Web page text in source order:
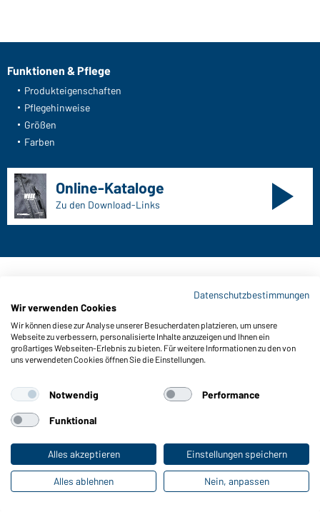
Funktionen & Pflege
Produkteigenschaften
Pflegehinweise
Größen
Farben
Online-Kataloge
Zu den Download-Links
Gustav Daiber GmbH
Vor dem Weißen Stein 25-31
D-72461 Albstadt
Zu den Katalogen
Impressum Datenschutz Cookie-Einstellungen
Datenschutzbestimmungen
Wir verwenden Cookies
Wir können diese zur Analyse unserer Besucherdaten platzieren, um unsere
Webseite zu verbessern, personalisierte Inhalte anzuzeigen und Ihnen ein
großartiges Webseiten-Erlebnis zu bieten. Für weitere Informationen zu den von
uns verwendeten Cookies öffnen Sie die Einstellungen.
Notwendig Performance
Funktional
Alles akzeptieren Einstellungen speichern
Alles ablehnen Nein, anpassen